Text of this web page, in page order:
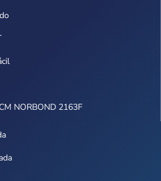
NORBOND 2163F